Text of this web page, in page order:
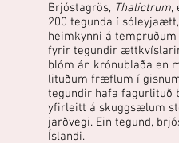
Brjóstagrös, Thalictrum,
200 tegunda í sóleyjaætt,
heimkynni á
fyrir tegundir
blóm án krónublaða en
lituðum fræflum í
tegundir hafa fagurlituð
yfirleitt á skuggsælum
jarðvegi. Ein tegund,
Íslandi.​